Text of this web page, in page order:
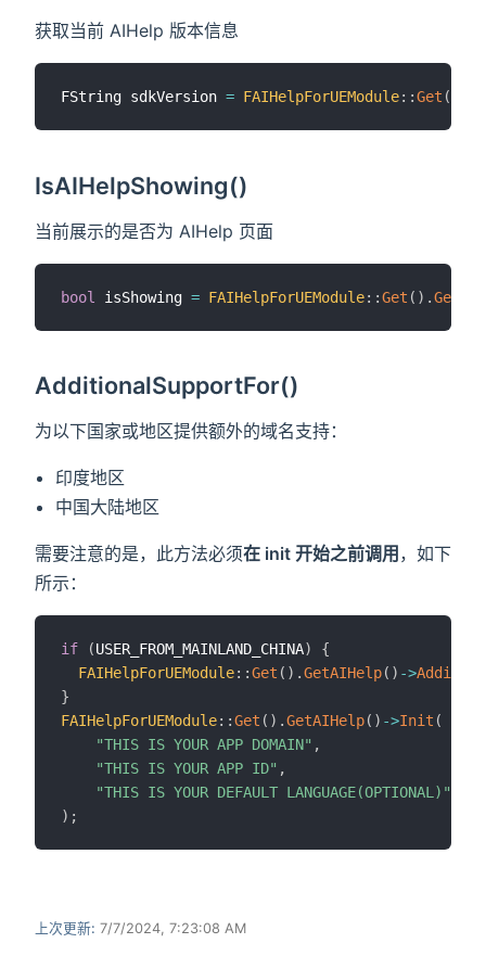
获取当前 AIHelp 版本信息
FString sdkVersion = FAIHelpForUEModule::Get (
IsAIHelpShowing()
当前展示的是否为 AIHelp 页面
bool isShowing = FAIHelpForUEModule::Get ( ) .
AdditionalSupportFor()
为以下国家或地区提供额外的域名支持：
印度地区
中国大陆地区
需要注意的是，此方法必须在 init 开始之前调用 ，如下
所示：
if (USER_FROM_MAINLAND_CHINA)
{
FAIHelpForUEModule::Get ( ) .GetAIHelp( ) ->
}
FAIHelpForUEModule::Get ( ) .GetAIHelp( ) ->Init (
"THIS IS YOUR APP DOMAIN" ,
"THIS IS YOUR APP ID" ,
"THIS IS YOUR DEFAULT LANGUAGE(OPTIONAL)"
) ;
上次更新: 7/7/2024, 7:23:08 AM